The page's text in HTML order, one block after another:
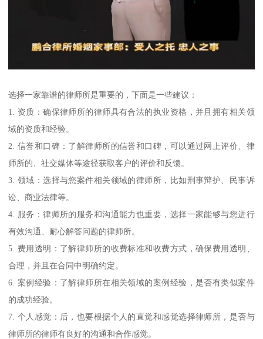
选择一家靠谱的律师所是重要的，下面是一些建议：
1. 资质：确保律师所的律师具有合法的执业资格，并且拥有相关领
域的资质和经验。
2. 信誉和口碑：了解律师所的信誉和口碑，可以通过网上评价、律
师所的、社交媒体等途径获取客户的评价和反馈。
3. 领域：选择与您案件相关领域的律师所，比如刑事辩护、民事诉
讼、商业法律等。
4. 服务：律师所的服务和沟通能力也重要，选择一家能够与您进行
有效沟通、耐心解答问题的律师所。
5. 费用透明：了解律师所的收费标准和收费方式，确保费用透明、
合理，并且在合同中明确约定。
6. 案例经验：了解律师所在相关领域的案例经验，是否有类似案件
的成功经验。
7. 个人感觉：后，也要根据个人的直觉和感觉选择律师所，是否与
律师所的律师有良好的沟通和合作感觉。